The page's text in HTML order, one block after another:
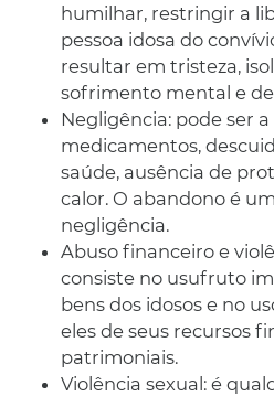
humilhar, restringir a
pessoa idosa do
resultar em tristeza,
sofrimento mental e
Negligência: pode ser
medicamentos,
saúde, ausência de
calor. O abandono é
negligência.
Abuso financeiro e
consiste no usufruto
bens dos idosos e no
eles de seus recursos
patrimoniais.
Violência sexual: é